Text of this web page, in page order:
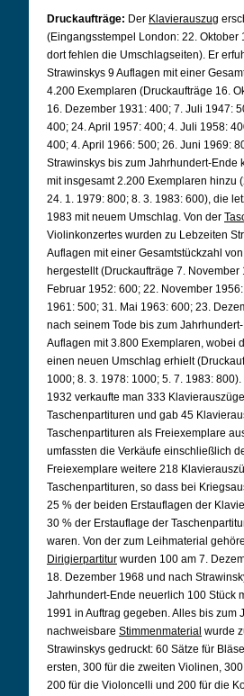
Druckaufträge: Der Klavierauszug
(Eingangsstempel London: 22. Oktober
dort fehlen die Umschlagseiten). Er
Strawinskys 9 Auflagen mit einer
4.200 Exemplaren (Druckaufträge 16.
16. Dezember 1931: 400; 7. Juli 1947:
400; 24. April 1957: 400; 4. Juli 1958:
400; 4. April 1966: 500; 26. Juni 1969:
Strawinskys bis zum Jahrhundert-Ende
mit insgesamt 2.200 Exemplaren hinzu
24. 1. 1979: 800; 8. 3. 1983: 600), die
1983 mit neuem Umschlag. Von der
Violinkonzertes wurden zu Lebzeiten
Auflagen mit einer Gesamtstückzahl
hergestellt (Druckaufträge 7. November
Februar 1952: 600; 22. November
1961: 500; 31. Mai 1963: 600; 23.
nach seinem Tode bis zum
Auflagen mit 3.800 Exemplaren, wobei
einen neuen Umschlag erhielt
1000; 8. 3. 1978: 1000; 5. 7. 1983:
1932 verkaufte man 333
Taschenpartituren und gab 45
Taschenpartituren als Freiexemplare
umfassten die Verkäufe einschließlich
Freiexemplare weitere 218
Taschenpartituren, so dass bei
25 % der beiden Erstauflagen der
30 % der Erstauflage der
waren. Von der zum Leihmaterial
Dirigierpartitur wurden 100 am 7.
18. Dezember 1968 und nach
Jahrhundert-Ende neuerlich 100 Stück
1991 in Auftrag gegeben. Alles bis zum
nachweisbare Stimmenmaterial wurde
Strawinskys gedruckt: 60 Sätze für
ersten, 300 für die zweiten Violinen,
200 für die Violoncelli und 200 für die